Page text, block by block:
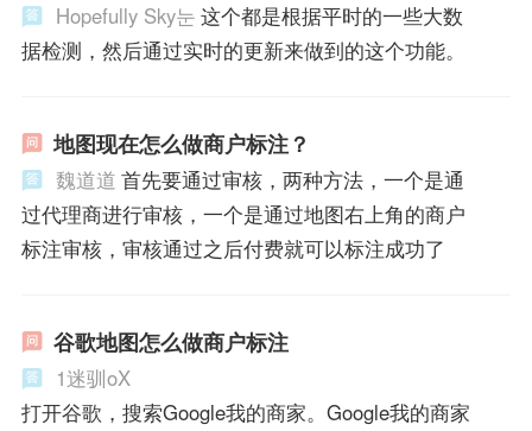
Hopefully Sky눈 这个都是根据平时的一些大数
据检测，然后通过实时的更新来做到的这个功能。
地图现在怎么做商户标注？
魏道道 首先要通过审核，两种方法，一个是通
过代理商进行审核，一个是通过地图右上角的商户
标注审核，审核通过之后付费就可以标注成功了
谷歌地图怎么做商户标注
1迷驯oX
打开谷歌，搜索Google我的商家。Google我的商家